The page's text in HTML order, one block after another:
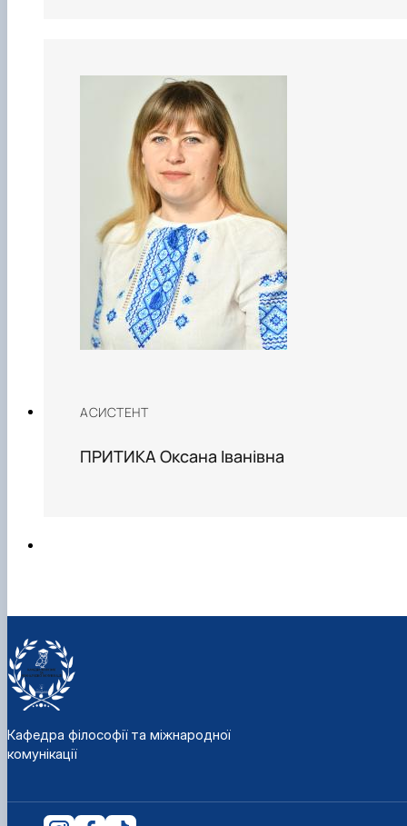
АСИСТЕНТ
ПРИТИКА Оксана Іванівна
Кафедра філософії та міжнародної
комунікації